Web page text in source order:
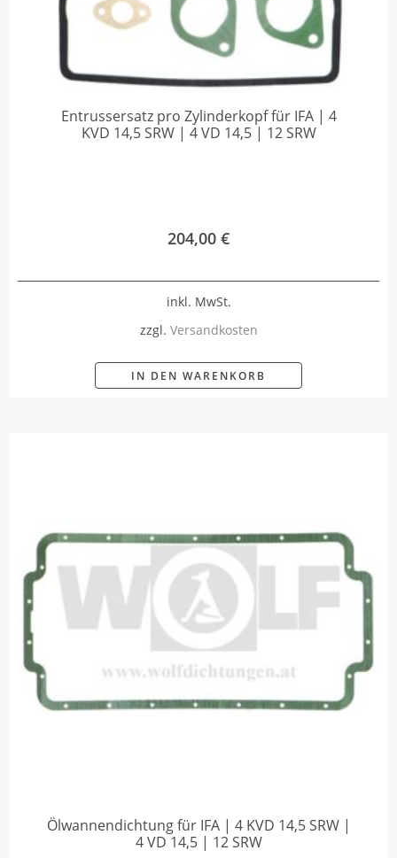
Entrussersatz pro Zylinderkopf für IFA | 4
KVD 14,5 SRW | 4 VD 14,5 | 12 SRW
204,00 €
inkl. MwSt.
zzgl. Versandkosten
IN DEN WARENKORB
Ölwannendichtung für IFA | 4 KVD 14,5 SRW |
4 VD 14,5 | 12 SRW